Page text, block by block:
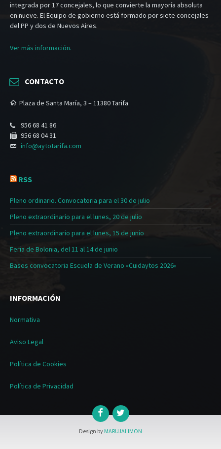
integrada por 17 concejales, lo que convierte la mayoría absoluta
en nueve. El Equipo de gobierno está formado por siete concejales
del PP y dos de Nuevos Aires.
Ver más información.
CONTACTO
Plaza de Santa María, 3 – 11380 Tarifa
956 68 41 86
956 68 04 31
info@aytotarifa.com
RSS
Pleno ordinario. Convocatoria para el 30 de julio
Pleno extraordinario para el lunes, 20 de julio
Pleno extraordinario para el lunes, 15 de junio
Feria de Bolonia, del 11 al 14 de junio
Bases convocatoria Escuela de Verano «Cuidaytos 2026»
INFORMACIÓN
Normativa
Aviso Legal
Política de Cookies
Política de Privacidad
Design by MARUJALIMON